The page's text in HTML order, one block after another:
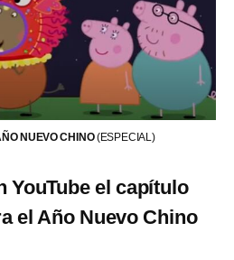
NUEVO CHINO(ESPECIAL)
YouTube el capítulo
el Año Nuevo Chino